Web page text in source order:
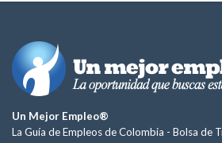
Un Mejor Empleo®
La Guía de Empleos de Colombia - Bolsa de